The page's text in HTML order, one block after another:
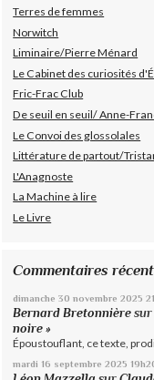
Terres de femmes
Norwitch
Liminaire/Pierre Ménard
Le Cabinet des curiosités
Fric-Frac Club
De seuil en seuil/ Anne-
Le Convoi des glossolales
Littérature de partout/
L'Anagnoste
La Machine à lire
Le Livre
Commentaires
dimanche 30 novembre 2025
Bernard Bretonnière
noire »
Époustouflant, ce texte,
mardi 16 septembre 2025